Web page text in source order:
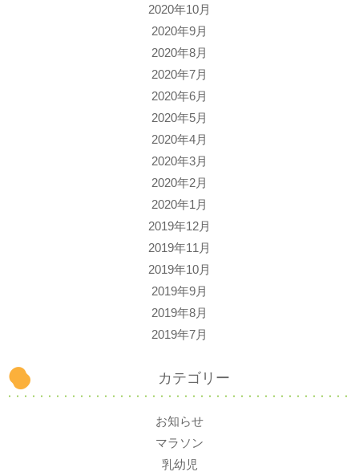
2020年10月
2020年9月
2020年8月
2020年7月
2020年6月
2020年5月
2020年4月
2020年3月
2020年2月
2020年1月
2019年12月
2019年11月
2019年10月
2019年9月
2019年8月
2019年7月
カテゴリー
お知らせ
マラソン
乳幼児